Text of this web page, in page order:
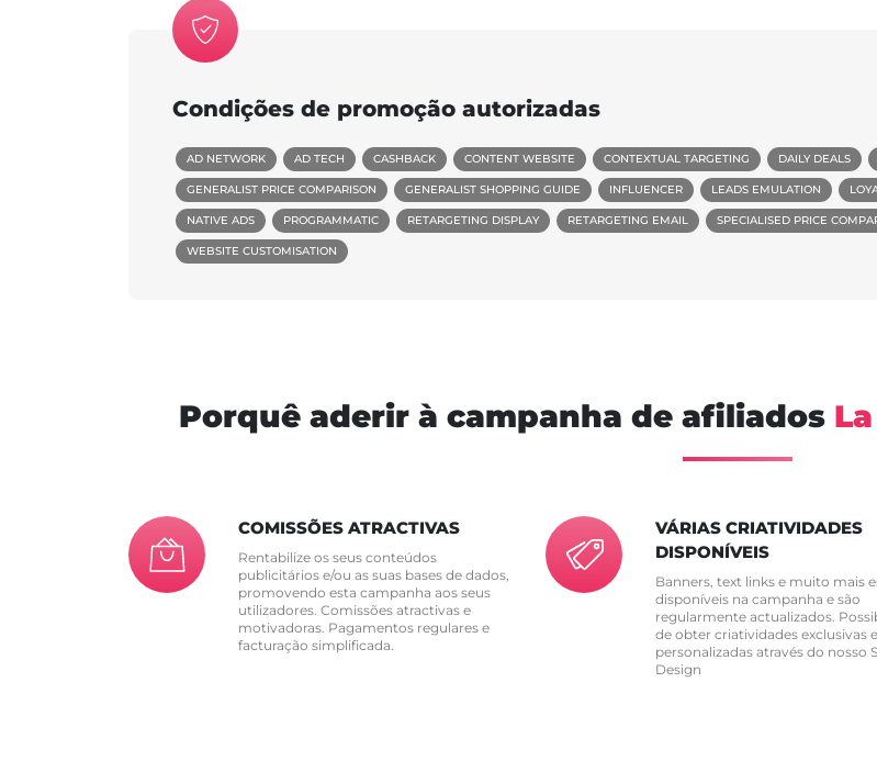
Condições de promoção autorizadas
AD NETWORK AD TECH CASHBACK CONTENT WEBSITE CONTEXTUAL TARGETING DAILY DEALS
GENERALIST PRICE COMPARISON GENERALIST SHOPPING GUIDE INFLUENCER LEADS EMULATION
NATIVE ADS PROGRAMMATIC RETARGETING DISPLAY RETARGETING EMAIL SPECIALISED PRICE
WEBSITE CUSTOMISATION
Porquê aderir à campanha de afiliados
COMISSÕES ATRACTIVAS
Rentabilize os seus conteúdos
publicitários e/ou as suas bases de dados,
promovendo esta campanha aos seus
utilizadores. Comissões atractivas e
motivadoras. Pagamentos regulares e
facturação simplificada.
VÁRIAS CRIATIVIDADES
DISPONÍVEIS
Banners, text links e muito mais
disponíveis na campanha e são
regularmente actualizados.
de obter criatividades exclusivas e
personalizadas através do nosso
Design